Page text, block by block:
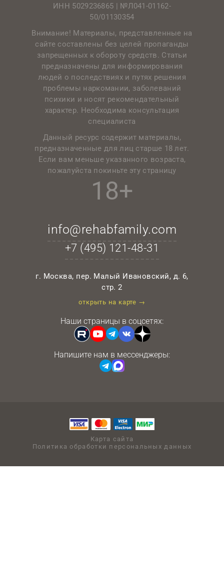
ИНН 5029236865 | №Л041-01162-
50/01130354
Внимание! Материалы, представленные на
сайте составлены без целей пропаганды
запрещенных к обороту средств. Статьи
предназначены для информирования
людей о последствиях и путях решения
проблемы наркомании, заболеваний
психики и носят рекомендательный
характер. Необходима консультация
специалиста
Данный ресурс содержит материалы,
предназначенные для лиц старше 18 лет.
Если вам меньше указанного возраста,
пожалуйста покиньте эту страницу
18+
info@rehabfamily.com
+7 (495) 121-48-31
г. Москва, пер. Малый Ивановский, д. 6,
стр. 2
открыть на карте →
Наши страницы в соцсетях:
Напишите нам в мессенджеры:
Карта сайта
Политика обработки персональных данных